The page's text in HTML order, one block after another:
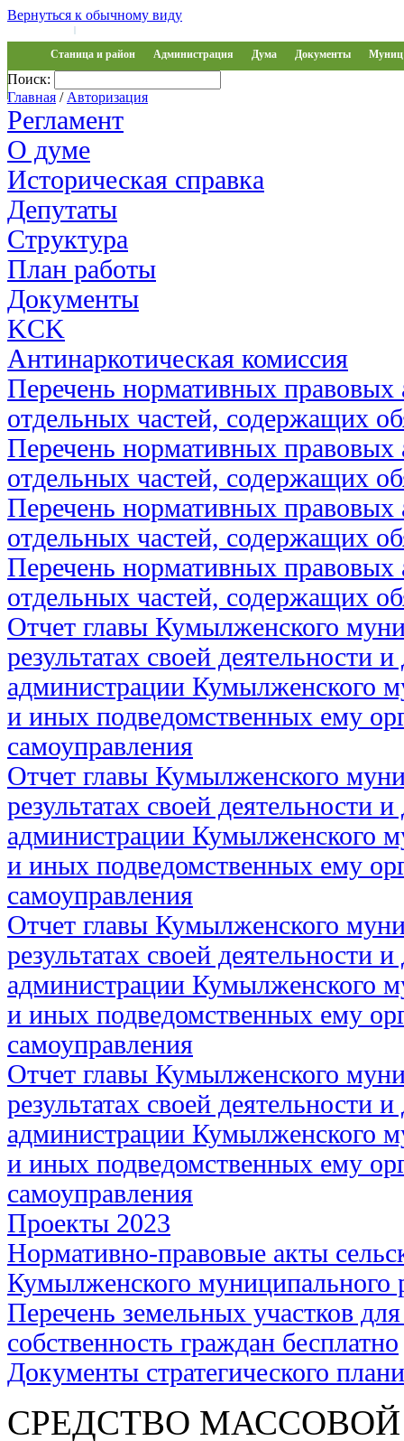
Вернуться к обычному виду
|
Станица и район Администрация Дума Документы Муниц
Обращения
Поиск:
Главная / Авторизация
Регламент
О думе
Историческая справка
Депутаты
Структура
План работы
Документы
KCK
Антинаркотическая комиссия
Перечень нормативных правовых
отдельных частей, содержащих
Перечень нормативных правовых
отдельных частей, содержащих
Перечень нормативных правовых
отдельных частей, содержащих
Перечень нормативных правовых
отдельных частей, содержащих
Отчет главы Кумылженского
результатах своей деятельности
администрации Кумылженского
и иных подведомственных ему
самоуправления
Отчет главы Кумылженского
результатах своей деятельности
администрации Кумылженского
и иных подведомственных ему
самоуправления
Отчет главы Кумылженского
результатах своей деятельности
администрации Кумылженского
и иных подведомственных ему
самоуправления
Отчет главы Кумылженского
результатах своей деятельности
администрации Кумылженского
и иных подведомственных ему
самоуправления
Проекты 2023
Нормативно-правовые акты
Кумылженского муниципального
Перечень земельных участков
собственность граждан бесплатно
Документы стратегического
СРЕДСТВО